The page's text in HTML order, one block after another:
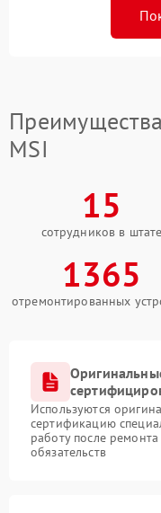
MSI
15
сотрудников в штате
1365
отремонтированных
Используются
сертификацию
работу после
обязательств